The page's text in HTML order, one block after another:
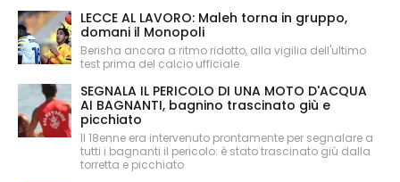
LECCE AL LAVORO: Maleh torna in gruppo,
domani il Monopoli
Berisha ancora a ritmo ridotto, alla vigilia dell'ultimo
test prima del calcio ufficiale
SEGNALA IL PERICOLO DI UNA MOTO D'ACQUA
AI BAGNANTI, bagnino trascinato giù e
picchiato
Il 18enne era intervenuto prontamente per segnalare a
tutti i bagnanti il pericolo: è stato trascinato giù dalla
torretta e picchiato